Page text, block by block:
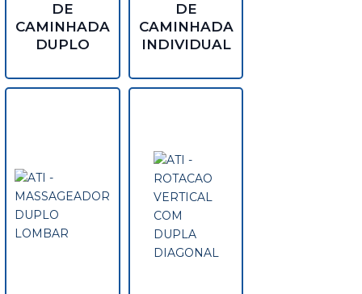
DE
CAMINHADA
DUPLO
DE
CAMINHADA
INDIVIDUAL